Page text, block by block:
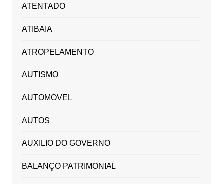
ATENTADO
ATIBAIA
ATROPELAMENTO
AUTISMO
AUTOMOVEL
AUTOS
AUXILIO DO GOVERNO
BALANÇO PATRIMONIAL